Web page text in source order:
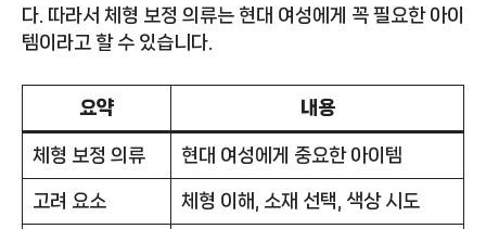
다. 따라서 체형 보정 의류는 현대 여성에게 꼭 필요한 아이
템이라고 할 수 있습니다.
요약 내용
체형 보정 의류 현대 여성에게 중요한 아이템
고려 요소 체형 이해, 소재 선택, 색상 시도